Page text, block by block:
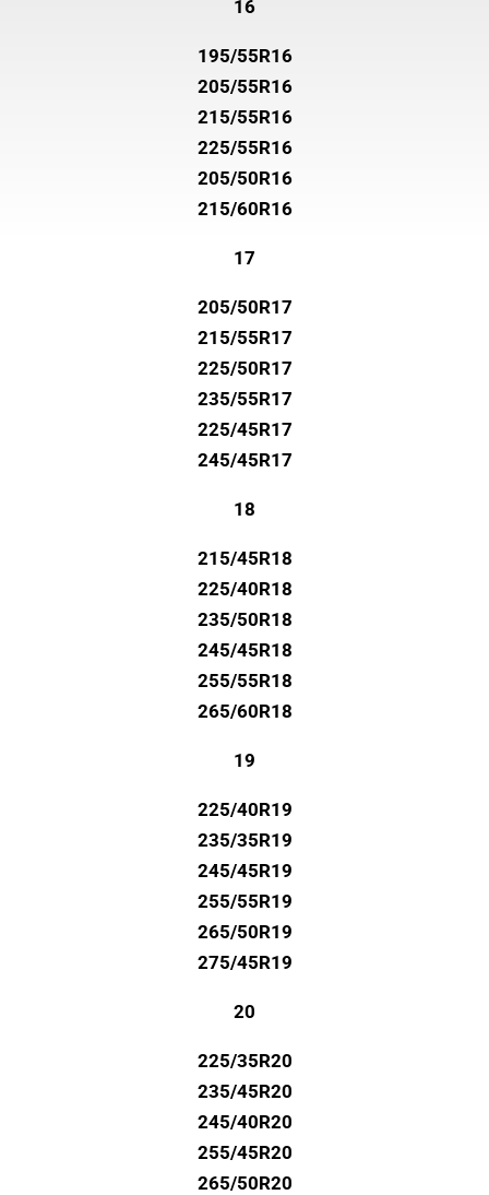
16
195/55R16
205/55R16
215/55R16
225/55R16
205/50R16
215/60R16
17
205/50R17
215/55R17
225/50R17
235/55R17
225/45R17
245/45R17
18
215/45R18
225/40R18
235/50R18
245/45R18
255/55R18
265/60R18
19
225/40R19
235/35R19
245/45R19
255/55R19
265/50R19
275/45R19
20
225/35R20
235/45R20
245/40R20
255/45R20
265/50R20